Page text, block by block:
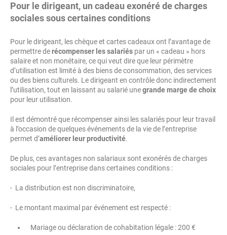
Pour le dirigeant, un cadeau exonéré de charges
sociales sous certaines conditions
Pour le dirigeant, les chèque et cartes cadeaux ont l’avantage de
permettre derécompenser les salariés par un « cadeau » hors
salaire et non monétaire, ce qui veut dire que leur périmètre
d’utilisation est limité à des biens de consommation, des services
ou des biens culturels. Le dirigeant en contrôle donc indirectement
l’utilisation, tout en laissant au salarié unegrande marge de choix
pour leur utilisation.
Il est démontré que récompenser ainsi les salariés pour leur travail
à l’occasion de quelques événements de la vie de l’entreprise
permet d’améliorer leur productivité.
De plus, ces avantages non salariaux sont exonérés de charges
sociales pour l’entreprise dans certaines conditions :
- La distribution est non discriminatoire,
- Le montant maximal par événement est respecté :
Mariage ou déclaration de cohabitation légale : 200 €